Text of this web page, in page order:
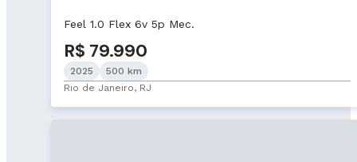
Feel 1.0 Flex 6v 5p Mec.
R$ 79.990
2025
500 km
Rio de Janeiro, RJ